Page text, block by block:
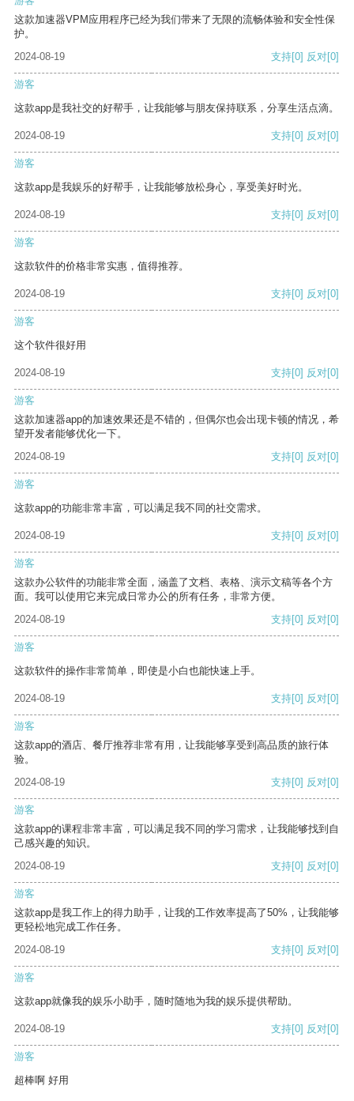
这款加速器VPM应用程序已经为我们带来了无限的流畅体验和安全性保
护。
2024-08-19
支持[0] 反对[0]
游客
这款app是我社交的好帮手，让我能够与朋友保持联系，分享生活点滴。
2024-08-19 支持[0] 反对[0]
游客
这款app是我娱乐的好帮手，让我能够放松身心，享受美好时光。
2024-08-19 支持[0] 反对[0]
游客
这款软件的价格非常实惠，值得推荐。
2024-08-19 支持[0] 反对[0]
游客
这个软件很好用
2024-08-19 支持[0] 反对[0]
游客
这款加速器app的加速效果还是不错的，但偶尔也会出现卡顿的情况，希
望开发者能够优化一下。
2024-08-19
支持[0] 反对[0]
游客
这款app的功能非常丰富，可以满足我不同的社交需求。
2024-08-19 支持[0] 反对[0]
游客
这款办公软件的功能非常全面，涵盖了文档、表格、演示文稿等各个方
面。我可以使用它来完成日常办公的所有任务，非常方便。
2024-08-19
支持[0] 反对[0]
游客
这款软件的操作非常简单，即使是小白也能快速上手。
2024-08-19 支持[0] 反对[0]
游客
这款app的酒店、餐厅推荐非常有用，让我能够享受到高品质的旅行体
验。
2024-08-19
支持[0] 反对[0]
游客
这款app的课程非常丰富，可以满足我不同的学习需求，让我能够找到自
己感兴趣的知识。
2024-08-19
支持[0] 反对[0]
游客
这款app是我工作上的得力助手，让我的工作效率提高了50%，让我能够
更轻松地完成工作任务。
2024-08-19
支持[0] 反对[0]
游客
这款app就像我的娱乐小助手，随时随地为我的娱乐提供帮助。
2024-08-19 支持[0] 反对[0]
游客
超棒啊 好用